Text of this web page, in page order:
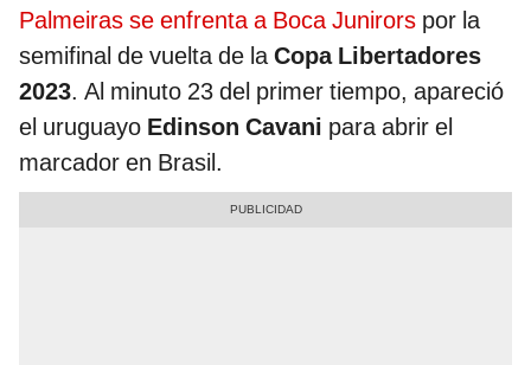
Palmeiras se enfrenta a Boca Junirors por la
semifinal de vuelta de laCopa Libertadores
2023. Al minuto 23 del primer tiempo, apareció
el uruguayo Edinson Cavani para abrir el
marcador en Brasil.